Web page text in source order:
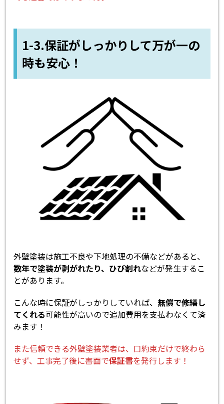
1-3.保証がしっかりして万が一の
時も安心！
外壁塗装は施工不良や下地処理の不備などがあると、
数年で塗装が剥がれたり、ひび割れなどが発生するこ
とがあります。
こんな時に保証がしっかりしていれば、無償で修繕し
てくれる可能性が高いので追加費用を支払わなくて済
みます！
また信頼できる外壁塗装業者は、口約束だけで終わら
せず、工事完了後に書面で保証書を発行します！